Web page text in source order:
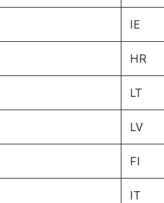
IE
HR
LT
LV
FI
IT